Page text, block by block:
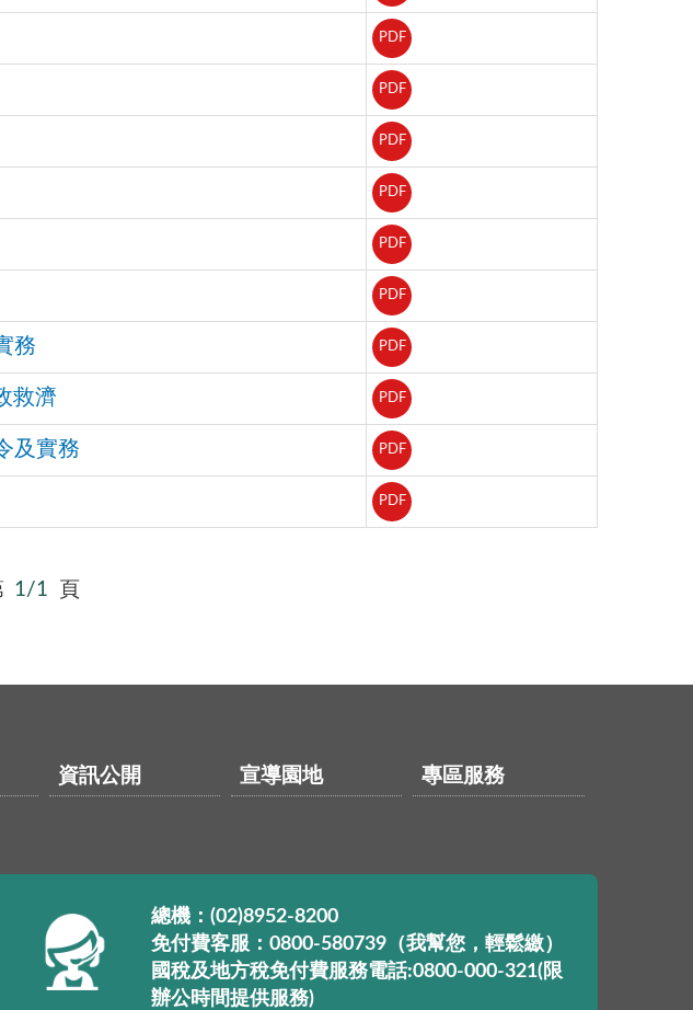
PDF
PDF
PDF
PDF
PDF
PDF
務 PDF
救濟 PDF
及實務 PDF
PDF
1/1 頁
資訊公開 宣導園地 專區服務
總機：(02)8952-8200
免付費客服：0800-580739（我幫您，輕鬆繳）
國稅及地方稅免付費服務電話:0800-000-321(限
辦公時間提供服務)